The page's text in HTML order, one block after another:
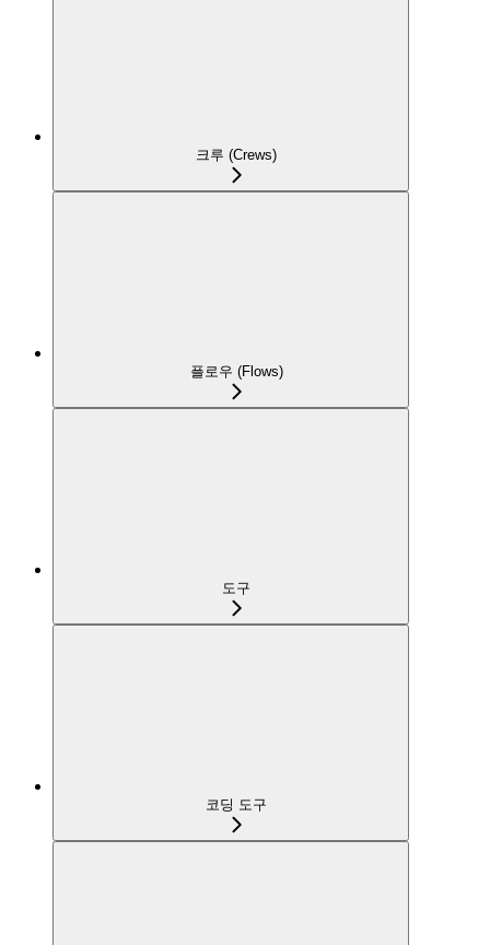
크루 (Crews)
플로우 (Flows)
도구
코딩 도구